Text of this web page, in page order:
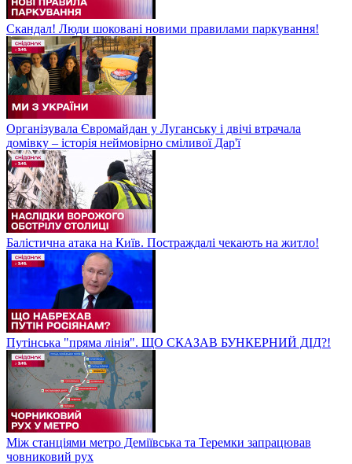
Скандал! Люди шоковані новими правилами паркування!
Організувала Євромайдан у Луганську і двічі втрачала
домівку – історія неймовірно сміливої Дар'ї
Балістична атака на Київ. Постраждалі чекають на житло!
Путінська "пряма лінія". ЩО СКАЗАВ БУНКЕРНИЙ ДІД?!
Між станціями метро Деміївська та Теремки запрацював
човниковий рух